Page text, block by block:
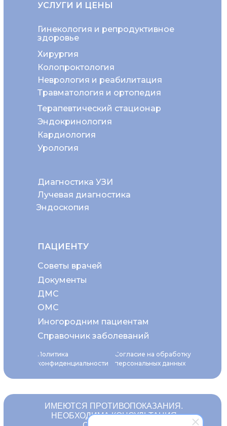
Политика
конфиденциальности
Согласие на обработку
персональных данных
Неврология и реабилитация
Колопроктология
Хирургия
Гинекология и репродуктивное
здоровье
Диагностика УЗИ
Эндоскопия
Травматология и ортопедия
Эндокринология
Терапевтический стационар
Кардиология
Урология
Лучевая диагностика
УСЛУГИ И ЦЕНЫ
ПАЦИЕНТУ
Советы врачей
ОМС
Документы
ДМС
Иногородним пациентам
Справочник заболеваний
ИМЕЮТСЯ ПРОТИВОПОКАЗАНИЯ.
НЕОБХОДИМА КОНСУЛЬТАЦИЯ